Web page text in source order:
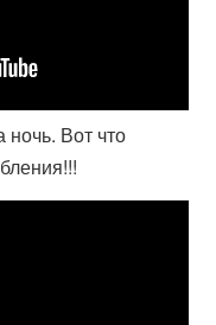
Вот что